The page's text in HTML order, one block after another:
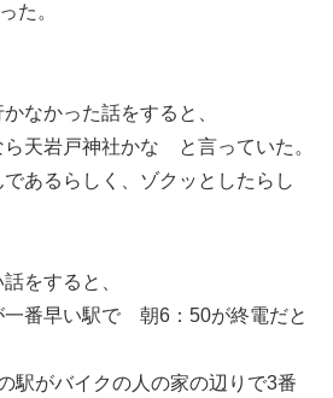
た。
なかった話をすると、
天岩戸神社かな と言っていた。
あるらしく、ゾクッとしたらし
をすると、
一番早い駅で 朝6：50が終電だと
駅がバイクの人の家の辺りで3番